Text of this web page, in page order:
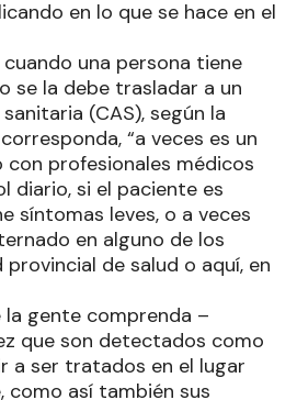
en lo que se hace en el
una persona tiene
se la debe trasladar a un
(CAS), según la
“a veces es un
profesionales médicos
diario, si el paciente es
síntomas leves, o a veces
en alguno de los
de salud o aquí, en
gente comprenda –
que son detectados como
a ser tratados en el lugar
como así también sus